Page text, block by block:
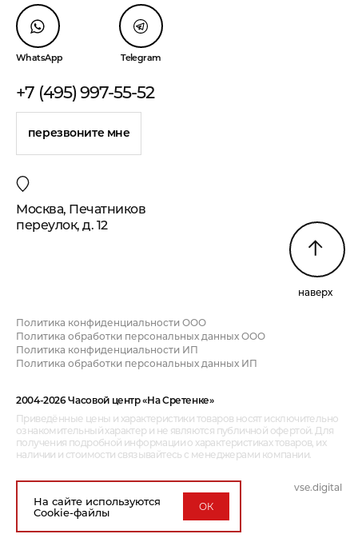
WhatsApp Telegram
+7 (495) 997-55-52
перезвоните мне
Москва, Печатников
переулок, д. 12
наверх
Политика конфиденциальности ООО
Политика обработки персональных данных ООО
Политика конфиденциальности ИП
Политика обработки персональных данных ИП
2004-2026 Часовой центр «На Сретенке»
Приведённые цены и характеристики товаров носят исключительно
ознакомительный характер и не являются публичной офертой. Для
получения подробной информации о характеристиках товаров, их
наличии и стоимости связывайтесь с менеджерами компании.
vse.digital
На сайте используются
Cookie-файлы
ОК